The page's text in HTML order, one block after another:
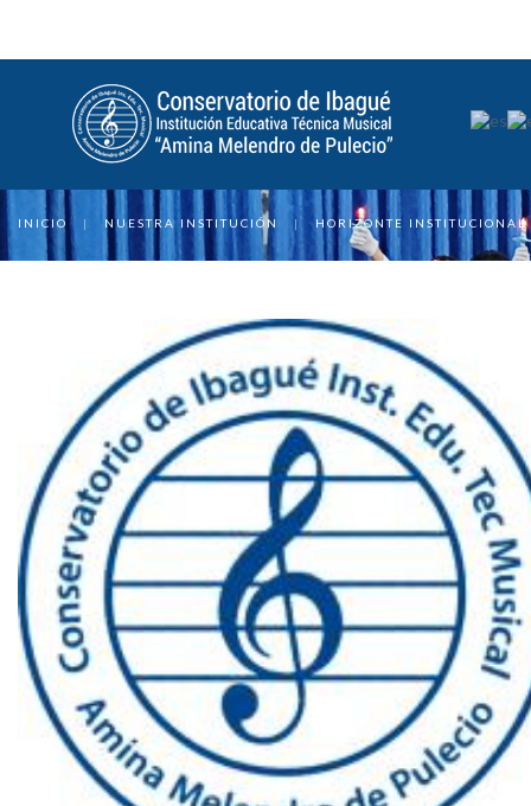
INICIO | NUESTRA INSTITUCIÓN | HORIZONTE INSTITUCIONAL